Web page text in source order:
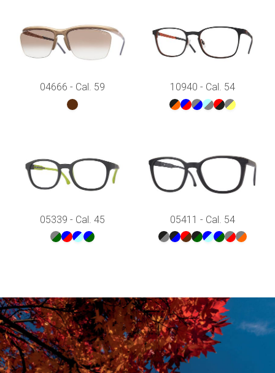
04666 - Cal. 59 10940 - Cal. 54
05339 - Cal. 45 05411 - Cal. 54